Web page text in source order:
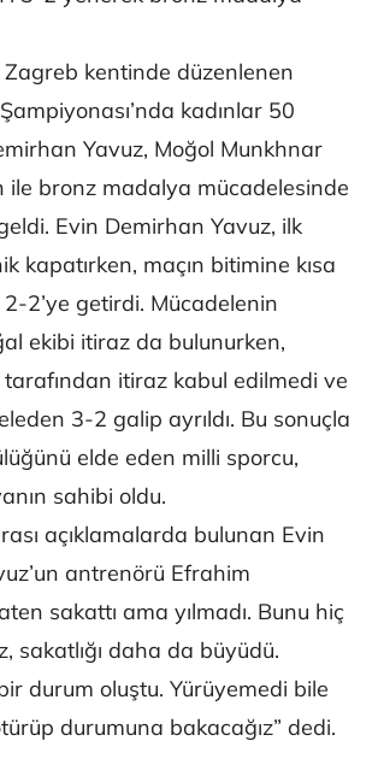
Zagreb kentinde düzenlenen
kadınlar 50
Yavuz, Moğol Munkhnar
ile bronz madalya mücadelesinde
Evin Demirhan Yavuz, ilk
kapatırken, maçın bitimine kısa
2’ye getirdi. Mücadelenin
ekibi itiraz da bulunurken,
itiraz kabul edilmedi ve
3-2 galip ayrıldı. Bu sonuçla
elde eden milli sporcu,
sahibi oldu.
açıklamalarda bulunan Evin
antrenörü Efrahim
sakattı ama yılmadı. Bunu hiç
sakatlığı daha da büyüdü.
durum oluştu. Yürüyemedi bile
durumuna bakacağız” dedi.